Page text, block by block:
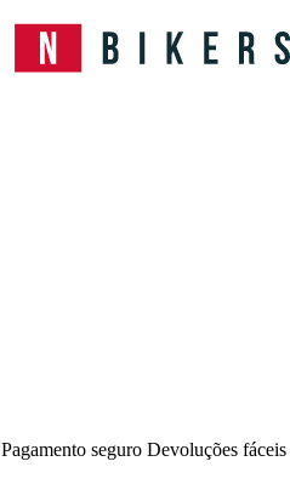
Pagamento seguro Devoluções fáceis